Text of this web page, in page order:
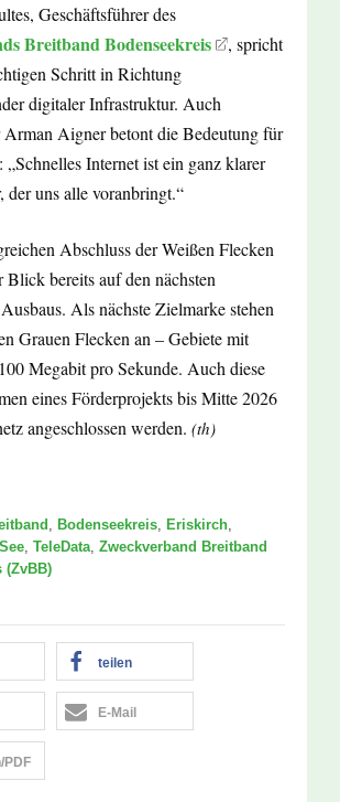
Geschäftsführer des
Breitband Bodenseekreis
, spricht
Schritt in Richtung
digitaler Infrastruktur. Auch
Arman Aigner betont die Bedeutung für
„Schnelles Internet ist ein ganz klarer
der uns alle voranbringt.“
Abschluss der Weißen Flecken
Blick bereits auf den nächsten
Als nächste Zielmarke stehen
Grauen Flecken an – Gebiete mit
Megabit pro Sekunde. Auch diese
eines Förderprojekts bis Mitte 2026
angeschlossen werden. (th)
Bodenseekreis Eriskirch
TeleData Zweckverband Breitband
(ZvBB)
teilen
E-Mail
PDF